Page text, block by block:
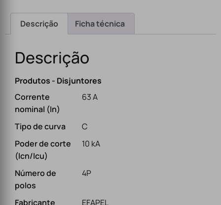
Descrição Ficha técnica
Descrição
Produtos - Disjuntores
Corrente
nominal (In)
63 A
Tipo de curva
C
Poder de corte
(Icn/Icu)
10 kA
Número de
polos
4P
Fabricante EFAPEL